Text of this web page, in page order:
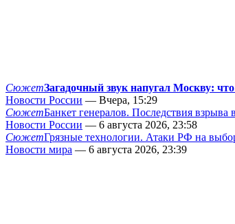
СюжетЗагадочный звук напугал Москву:
Новости России — Вчера, 15:29
СюжетБанкет генералов. Последствия взрыва
Новости России — 6 августа 2026, 23:58
СюжетГрязные технологии. Атаки РФ на
Новости мира — 6 августа 2026, 23:39